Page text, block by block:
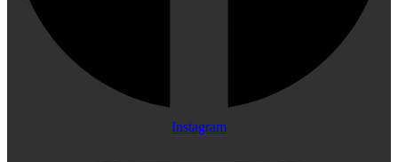
Instagram